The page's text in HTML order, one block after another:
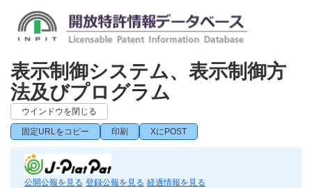
表示制御システム、表示制御方
法及びプログラム
ウインドウを閉じる
固定URLをコピー 印刷 XにPOST
公開公報を見る 登録公報を見る 経過情報を見る